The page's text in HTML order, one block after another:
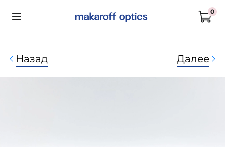
0
Назад Далее